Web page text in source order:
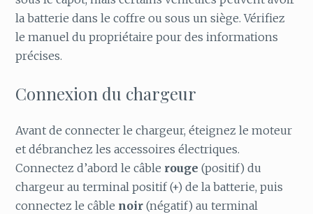
la batterie dans le coffre ou sous un siège. Vérifiez
le manuel du propriétaire pour des informations
précises.
Connexion du chargeur
Avant de connecter le chargeur, éteignez le moteur
et débranchez les accessoires électriques.
Connectez d’abord le câble rouge (positif) du
chargeur au terminal positif (+) de la batterie, puis
connectez le câble noir (négatif) au terminal